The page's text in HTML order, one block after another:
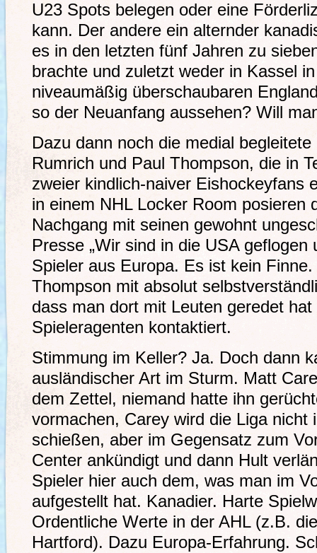
U23 Spots belegen oder eine
kann. Der andere ein alternder
es in den letzten fünf Jahren zu
brachte und zuletzt weder in Kassel
niveaumäßig überschaubaren
so der Neuanfang aussehen? Will
Dazu dann noch die medial
Rumrich und Paul Thompson, die in
zweier kindlich-naiver Eishockeyfans
in einem NHL Locker Room posieren
Nachgang mit seinen gewohnt
Presse „Wir sind in die USA
Spieler aus Europa. Es ist kein Finne.
Thompson mit absolut
dass man dort mit Leuten geredet
Spieleragenten kontaktiert.
Stimmung im Keller? Ja. Doch dann
ausländischer Art im Sturm. Matt
dem Zettel, niemand hatte ihn
vormachen, Carey wird die Liga nicht
schießen, aber im Gegensatz zum
Center ankündigt und dann Hult
Spieler hier auch dem, was man im
aufgestellt hat. Kanadier. Harte
Ordentliche Werte in der AHL (z.B.
Hartford). Dazu Europa-Erfahrung.